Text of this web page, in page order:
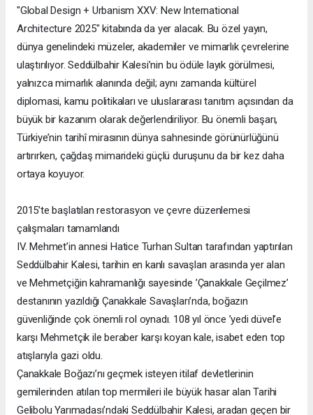
"Global Design + Urbanism XXV: New International
Architecture 2025" kitabında da yer alacak. Bu özel yayın,
dünya genelindeki müzeler, akademiler ve mimarlık çevrelerine
ulaştırılıyor. Seddülbahir Kalesi’nin bu ödüle layık görülmesi,
yalnızca mimarlık alanında değil; aynı zamanda kültürel
diplomasi, kamu politikaları ve uluslararası tanıtım açısından da
büyük bir kazanım olarak değerlendiriliyor. Bu önemli başarı,
Türkiye’nin tarihî mirasının dünya sahnesinde görünürlüğünü
artırırken, çağdaş mimarideki güçlü duruşunu da bir kez daha
ortaya koyuyor.
2015’te başlatılan restorasyon ve çevre düzenlemesi
çalışmaları tamamlandı
IV. Mehmet’in annesi Hatice Turhan Sultan tarafından yaptırılan
Seddülbahir Kalesi, tarihin en kanlı savaşları arasında yer alan
ve Mehmetçiğin kahramanlığı sayesinde ’Çanakkale Geçilmez’
destanının yazıldığı Çanakkale Savaşları’nda, boğazın
güvenliğinde çok önemli rol oynadı. 108 yıl önce ’yedi düvel’e
karşı Mehmetçik ile beraber karşı koyan kale, isabet eden top
atışlarıyla gazi oldu.
Çanakkale Boğazı’nı geçmek isteyen itilaf devletlerinin
gemilerinden atılan top mermileri ile büyük hasar alan Tarihi
Gelibolu Yarımadası’ndaki Seddülbahir Kalesi, aradan geçen bir